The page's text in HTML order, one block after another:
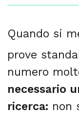
Quando si
prove
numero
necessario
ricerca: non